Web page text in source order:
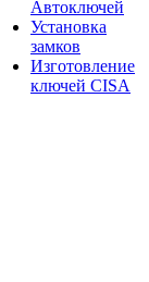
Автоключей
Установка
замков
Изготовление
ключей CISA